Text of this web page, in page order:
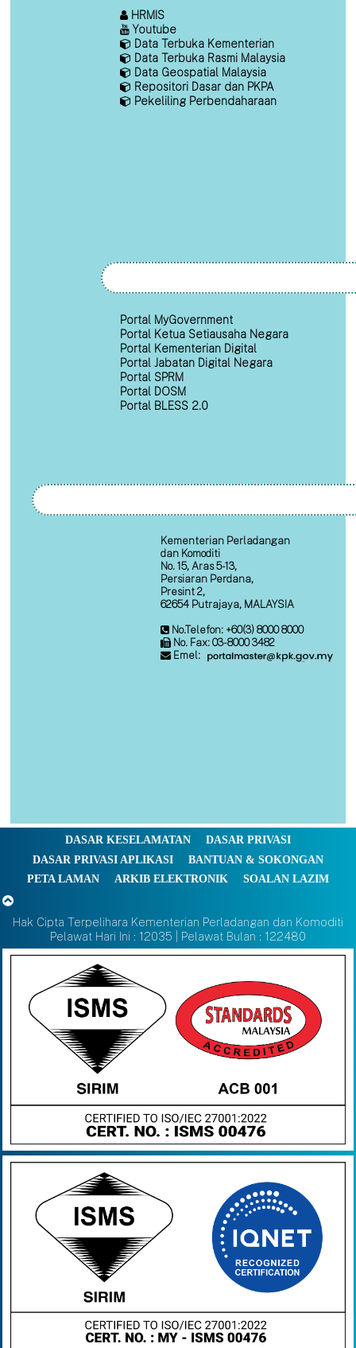
HRMIS
Youtube
Data Terbuka Kementerian
Data Terbuka Rasmi Malaysia
Data Geospatial Malaysia
Repositori Dasar dan PKPA
Pekeliling Perbendaharaan
Portal MyGovernment
Portal Ketua Setiausaha Negara
Portal Kementerian Digital
Portal Jabatan Digital Negara
Portal SPRM
Portal DOSM
Portal BLESS 2.0
Kementerian Perladangan
dan Komoditi
No. 15, Aras 5-13,
Persiaran Perdana,
Presint 2,
62654 Putrajaya, MALAYSIA
No.Telefon: +60(3) 8000 8000
No. Fax: 03-8000 3482
Emel:
DASAR KESELAMATAN
DASAR PRIVASI
DASAR PRIVASI APLIKASI
BANTUAN & SOKONGAN
PETA LAMAN
ARKIB ELEKTRONIK SOALAN LAZIM
Hak Cipta Terpelihara Kementerian Perladangan dan Komoditi
Pelawat Hari Ini : 12035 | Pelawat Bulan : 122480